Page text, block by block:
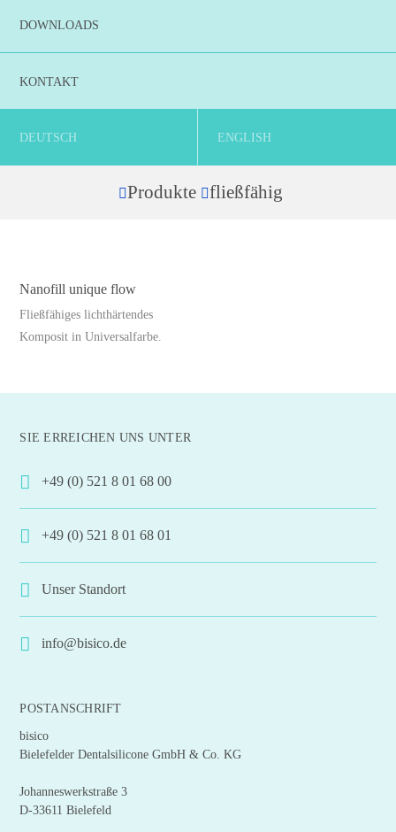
DOWNLOADS
KONTAKT
DEUTSCH ENGLISH
Produkte fließfähig
Nanofill unique flow
Fließfähiges lichthärtendes
Komposit in Universalfarbe.
SIE ERREICHEN UNS UNTER
+49 (0) 521 8 01 68 00
+49 (0) 521 8 01 68 01
Unser Standort
info@bisico.de
POSTANSCHRIFT
bisico
Bielefelder Dentalsilicone GmbH & Co. KG
Johanneswerkstraße 3
D-33611 Bielefeld